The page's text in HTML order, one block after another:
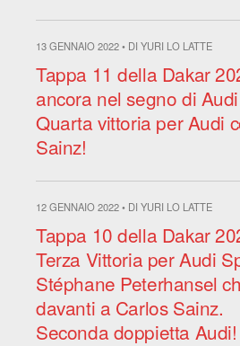
13 GENNAIO 2022 • DI YURI LO LATTE
Tappa 11 della Dakar
ancora nel segno di
Quarta vittoria per Audi
Sainz!
12 GENNAIO 2022 • DI YURI LO LATTE
Tappa 10 della Dakar
Terza Vittoria per Audi
Stéphane Peterhansel
davanti a Carlos Sainz.
Seconda doppietta Audi!